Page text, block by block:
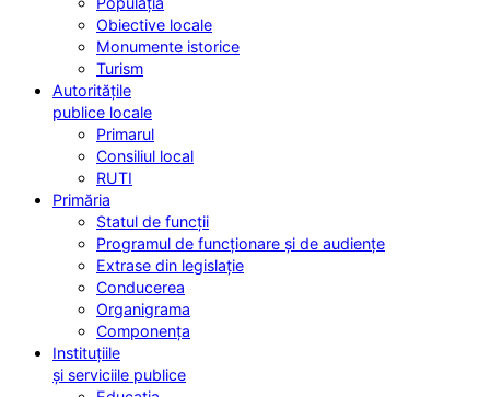
Obiective locale
Monumente istorice
Turism
Autoritățile
publice locale
Primarul
Consiliul local
RUTI
Primăria
Statul de funcții
Programul de funcționare și de audiențe
Extrase din legislație
Conducerea
Organigrama
Componența
Instituțiile
și serviciile publice